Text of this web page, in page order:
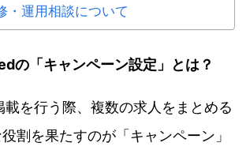
・運用相談について
の「キャンペーン設定」とは？
を行う際、複数の求人をまとめる
役割を果たすのが「キャンペーン」